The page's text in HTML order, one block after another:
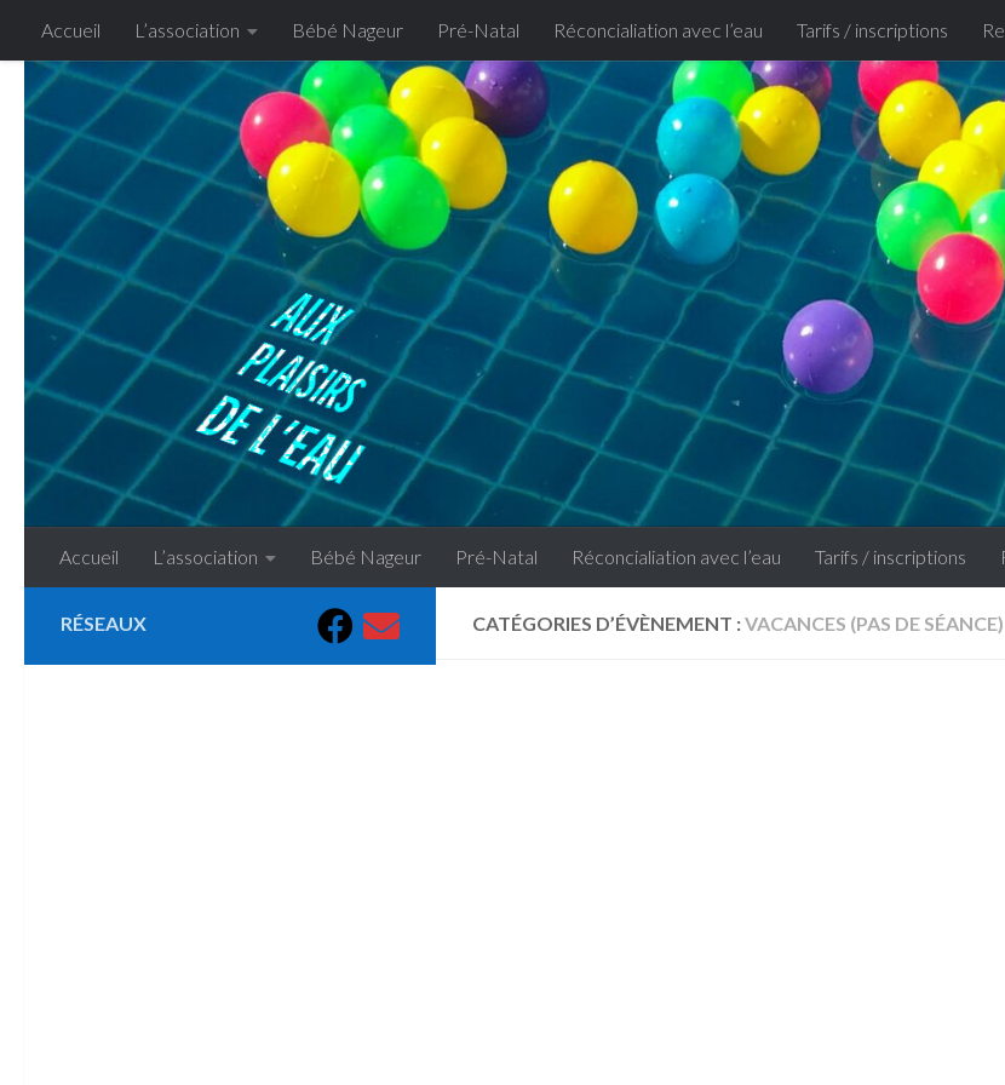
Skip to content
Accueil L’association Bébé Nageur Pré-Natal Réconcialiation avec l’eau Tarifs / inscriptions
Accueil L’association Bébé Nageur Pré-Natal Réconcialiation avec l’eau Tarifs / inscriptions
CATÉGORIES D’ÉVÈNEMENT :VACANCES (PAS DE SÉANCE)
RÉSEAUX